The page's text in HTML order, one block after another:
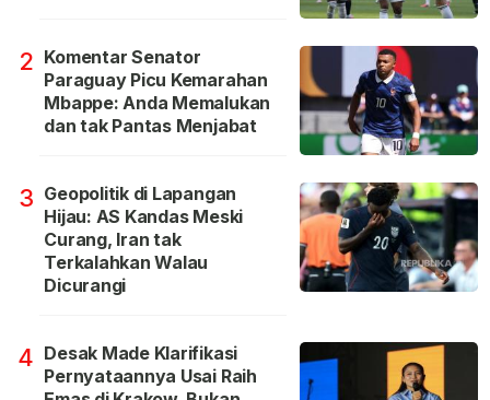
2 Komentar Senator
Paraguay Picu Kemarahan
Mbappe: Anda Memalukan
dan tak Pantas Menjabat
3 Geopolitik di Lapangan
Hijau: AS Kandas Meski
Curang, Iran tak
Terkalahkan Walau
Dicurangi
4 Desak Made Klarifikasi
Pernyataannya Usai Raih